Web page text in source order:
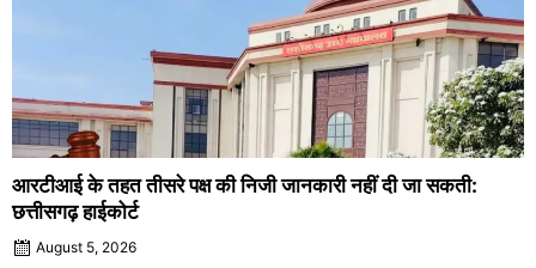
आरटीआई के तहत तीसरे पक्ष की निजी जानकारी नहीं दी जा सकती:
छत्तीसगढ़ हाईकोर्ट
August 5, 2026